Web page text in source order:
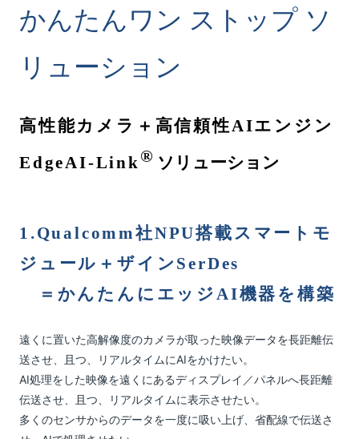
かんたんワン ストップ ソ
リューション
高性能カメラ＋高信頼性AIエンジン
EdgeAI-Link® ソリューション
1.Qualcomm社NPU搭載スマートモ
ジュール＋ザイン SerDes
＝かんたんにエッジAI機器を構築
遠くに置いた高解像度のカメラが取った映像データを長距離伝
送させ、且つ、リアルタイムにAIをかけたい。
AI処理をした映像を遠くにあるディスプレイ／パネルへ長距離
伝送させ、且つ、リアルタイムに表示させたい。
多くのセンサからのデータを一度に吸い上げ、省配線で伝送さ